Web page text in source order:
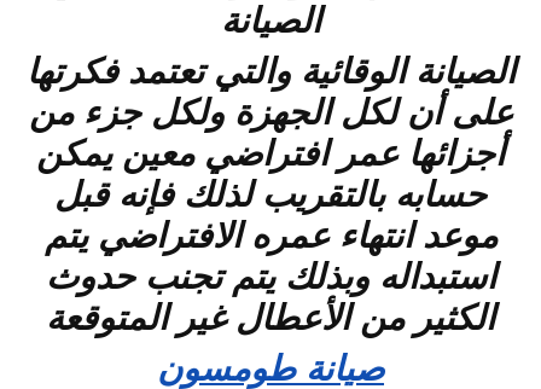
الصيانة
الصيانة الوقائية والتي تعتمد فكرتها
على أن لكل الجهزة ولكل جزء من
أجزائها عمر افتراضي معين يمكن
حسابه بالتقريب لذلك فإنه قبل
موعد انتهاء عمره الافتراضي يتم
استبداله وبذلك يتم تجنب حدوث
الكثير من الأعطال غير المتوقعة
صيانة طومسون